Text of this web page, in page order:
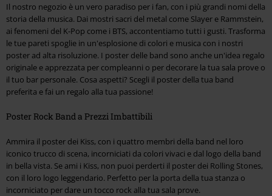
Il nostro negozio è un vero paradiso per i fan, con i più grandi nomi della
storia della musica. Dai mostri sacri del metal come Slayer e Rammstein,
ai fenomeni del K-Pop come i BTS, accontentiamo tutti i gusti. Trasforma
le tue pareti spoglie in un'esplosione di colori e musica con i nostri
poster ad alta risoluzione. I poster delle band sono anche un'idea regalo
originale e apprezzata per compleanni o per decorare la tua sala prove o
il tuo bar personale. Cosa aspetti? Scegli il poster della tua band
preferita e fai un regalo alla tua passione!
Poster Rock Band a Prezzi Imbattibili
Ammira il poster dei Kiss, con i quattro membri della band nel loro
iconico trucco di scena, incorniciati da colori vivaci e dal logo della band
in bella vista. Se ami i Kiss, non puoi perderti il poster dei Rolling Stones,
con il loro logo leggendario. Perfetto per la porta della tua stanza o
incorniciato per dare un tocco rock alla tua sala prove.